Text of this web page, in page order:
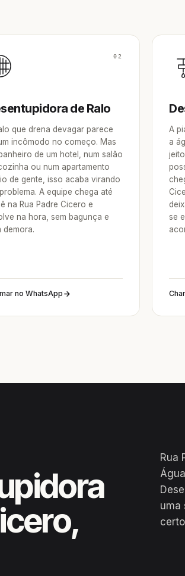
02
de Ralo
que drena devagar parece
incômodo no começo. Mas
de um hotel, num salão
ou num apartamento
de gente, isso acaba virando
A equipe chega até
na Rua Padre Cicero e
na hora, sem bagunça e
demora.
no WhatsApp
A
a
se
Rua
uma